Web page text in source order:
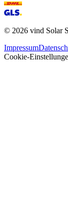
© 2026 vind Solar
Impressum
Cookie-